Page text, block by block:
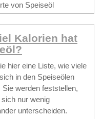
von Speiseöl
Kalorien hat
hier eine Liste, wie viele
in den Speiseölen
Sie werden feststellen,
nur wenig
unterscheiden.